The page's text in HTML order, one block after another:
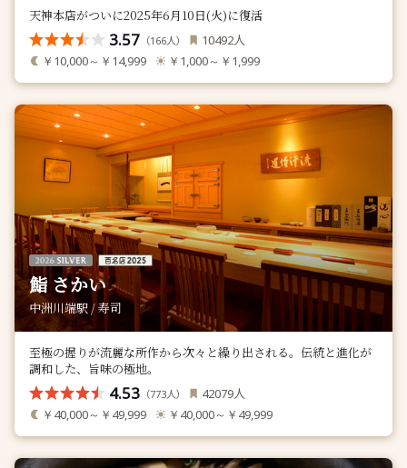
天神本店がついに2025年6月10日(火)に復活
3.57 （166人） 10492人
￥10,000～￥14,999 ￥1,000～￥1,999
鮨 さかい
中洲川端駅 / 寿司
至極の握りが流麗な所作から次々と繰り出される。伝統と進化が
調和した、旨味の極地。
4.53 （773人） 42079人
￥40,000～￥49,999 ￥40,000～￥49,999